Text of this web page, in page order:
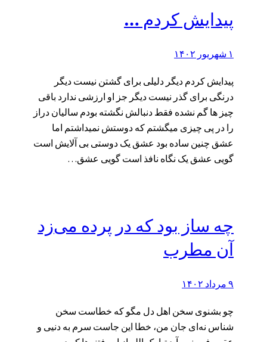
پیدایش کردم …
۱ شهریور ۱۴۰۲
پیدایش کردم دیگر دلیلی برای گشتن نیست دیگر
درنگی برای گذر نیست دیگر جز او ارزشی ندارد باقی
چیز ها گم نشده فقط دنبالش نگشته بودم سالیان دراز
را در پی چیزی میگشتم که دوستش نمیداشتم اما
عشق چنین ساده بود عشق یک دوستی بی آلایش است
گویی عشق یک نگاه نافذ است گویی عشق…
چه ساز بود که در پرده می‌زد
آن مطرب
۹ مرداد ۱۴۰۲
چو بشنوی سخن اهل دل مگو که خطاست سخن
شناس نه‌ای جان من، خطا این جاست سرم به دنیی و